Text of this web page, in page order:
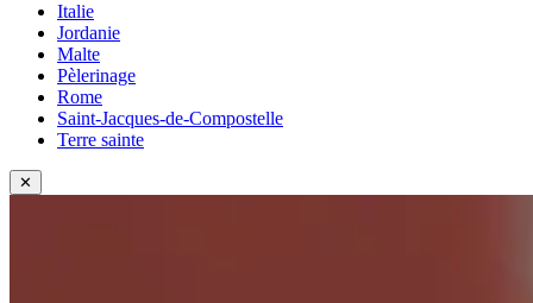
Italie
Jordanie
Malte
Pèlerinage
Rome
Saint-Jacques-de-Compostelle
Terre sainte
✕